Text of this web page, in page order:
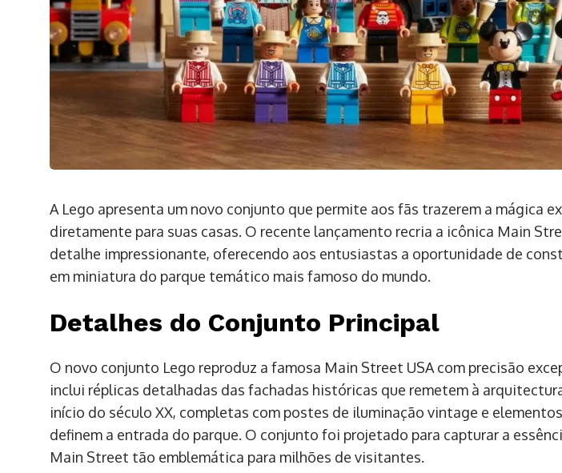
A Lego apresenta um novo conjunto que permite aos fãs trazerem a mágica
diretamente para suas casas. O recente lançamento recria a icônica Main
detalhe impressionante, oferecendo aos entusiastas a oportunidade de
em miniatura do parque temático mais famoso do mundo.
Detalhes do Conjunto Principal
O novo conjunto Lego reproduz a famosa Main Street USA com precisão
inclui réplicas detalhadas das fachadas históricas que remetem à
início do século XX, completas com postes de iluminação vintage e
definem a entrada do parque. O conjunto foi projetado para capturar a
Main Street tão emblemática para milhões de visitantes.